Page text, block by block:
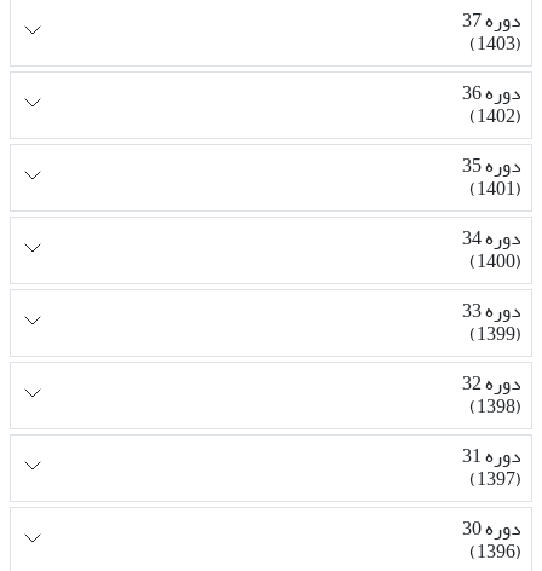
دوره 37
(1403)
دوره 36
(1402)
دوره 35
(1401)
دوره 34
(1400)
دوره 33
(1399)
دوره 32
(1398)
دوره 31
(1397)
دوره 30
(1396)